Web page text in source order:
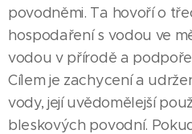
povodněmi. Ta hovoří o
hospodaření s vodou ve
vodou v přírodě a
Cílem je zachycení a
vody, její uvědomělejší
bleskových povodní.